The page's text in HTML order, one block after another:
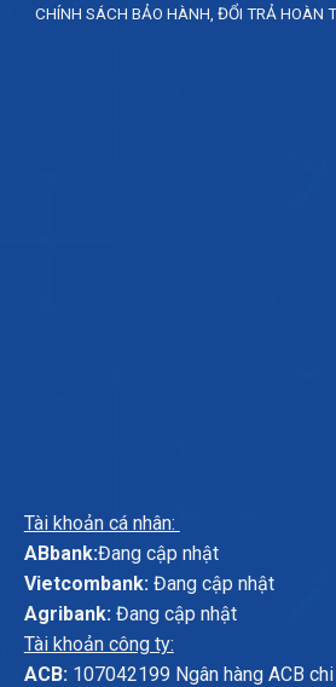
CHÍNH SÁCH BẢO HÀNH, ĐỔI TRẢ HOÀN
Tài khoản cá nhân:
ABbank:Đang cập nhật
Vietcombank:Đang cập nhật
Agribank:Đang cập nhật
Tài khoản công ty:
ACB:107042199 Ngân hàng ACB chi